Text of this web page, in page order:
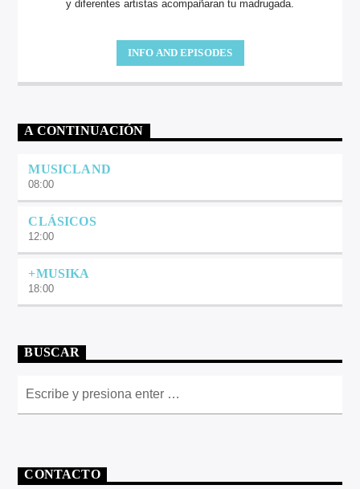
y diferentes artistas acompañaran tu madrugada.
INFO AND EPISODES
A CONTINUACIÓN
MUSICLAND
08:00
CLÁSICOS
12:00
+MUSIKA
18:00
BUSCAR
CONTACTO